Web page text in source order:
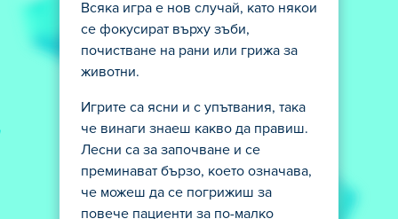
Всяка игра е нов случай, като някои
се фокусират върху зъби,
почистване на рани или грижа за
животни.
Игрите са ясни и с упътвания, така
че винаги знаеш какво да правиш.
Лесни са за започване и се
преминават бързо, което означава,
че можеш да се погрижиш за
повече пациенти за по-малко